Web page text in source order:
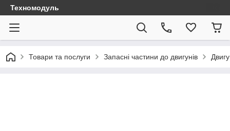
Техномодуль
Товари та послуги Запасні частини до двигунів